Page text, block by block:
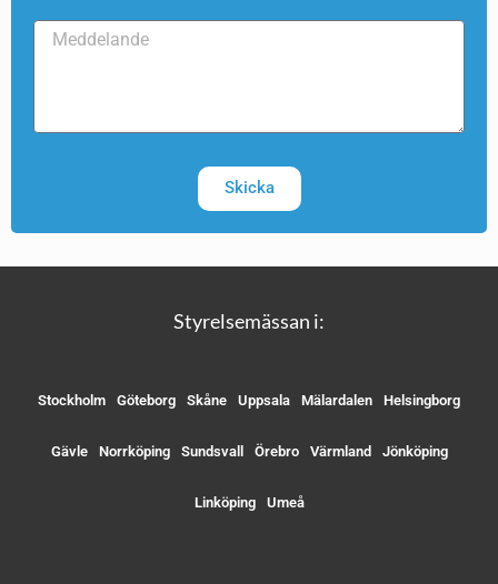
Skicka
Styrelsemässan i:
Stockholm Göteborg Skåne Uppsala Mälardalen Helsingborg
Gävle Norrköping Sundsvall Örebro Värmland Jönköping
Linköping Umeå